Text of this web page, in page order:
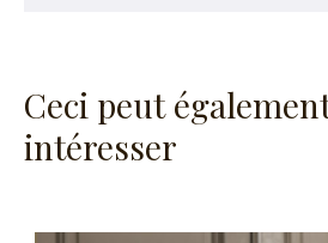
Ceci peut
intéresser